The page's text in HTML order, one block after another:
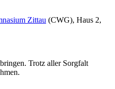
Zittau (CWG), Haus 2,
Trotz aller Sorgfalt